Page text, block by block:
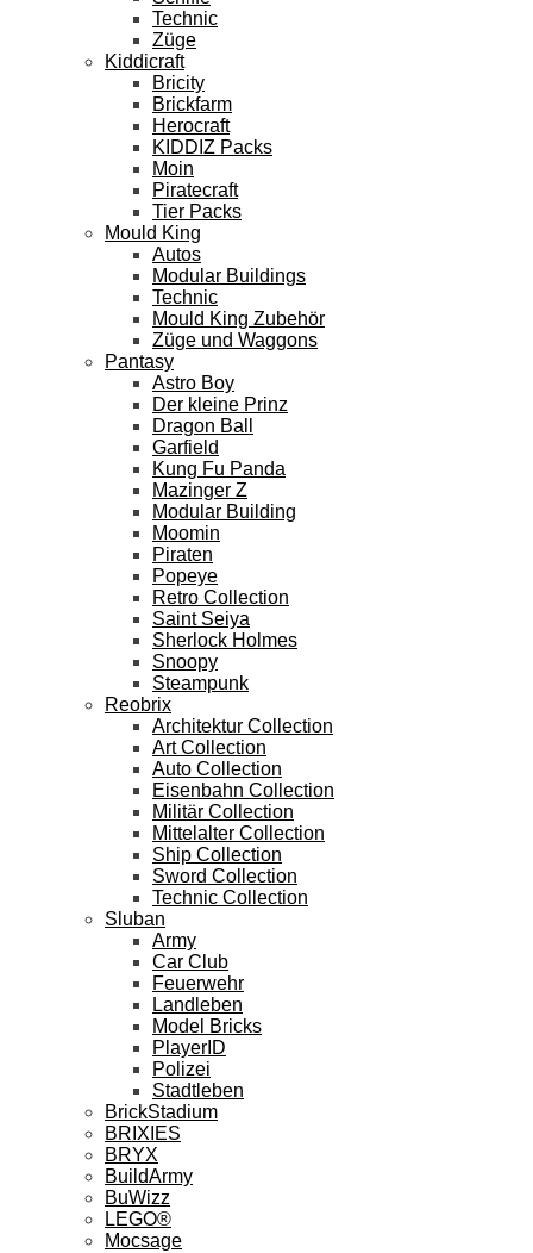
Technic
Züge
Kiddicraft
Bricity
Brickfarm
Herocraft
KIDDIZ Packs
Moin
Piratecraft
Tier Packs
Mould King
Autos
Modular Buildings
Technic
Mould King Zubehör
Züge und Waggons
Pantasy
Astro Boy
Der kleine Prinz
Dragon Ball
Garfield
Kung Fu Panda
Mazinger Z
Modular Building
Moomin
Piraten
Popeye
Retro Collection
Saint Seiya
Sherlock Holmes
Snoopy
Steampunk
Reobrix
Architektur Collection
Art Collection
Auto Collection
Eisenbahn Collection
Militär Collection
Mittelalter Collection
Ship Collection
Sword Collection
Technic Collection
Sluban
Army
Car Club
Feuerwehr
Landleben
Model Bricks
PlayerID
Polizei
Stadtleben
BrickStadium
BRIXIES
BRYX
BuildArmy
BuWizz
LEGO®
Mocsage